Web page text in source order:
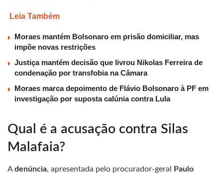
Leia Também
Moraes mantém Bolsonaro em prisão domiciliar, mas
impõe novas restrições
Justiça mantém decisão que livrou Nikolas Ferreira de
condenação por transfobia na Câmara
Moraes marca depoimento de Flávio Bolsonaro à PF em
investigação por suposta calúnia contra Lula
Qual é a acusação contra Silas
Malafaia?
Adenúncia, apresentada pelo procurador-geral
Paulo